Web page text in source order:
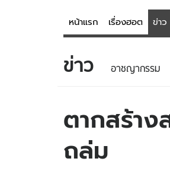
หน้าแรก เรื่องฮอต ข่าว
ข่าว
ข่าวบันเทิง
ข่าวกีฬา
ข่าวเศรษฐกิจ
ข่าว อาชญากรรม
ตากสร้าง
ถล่ม